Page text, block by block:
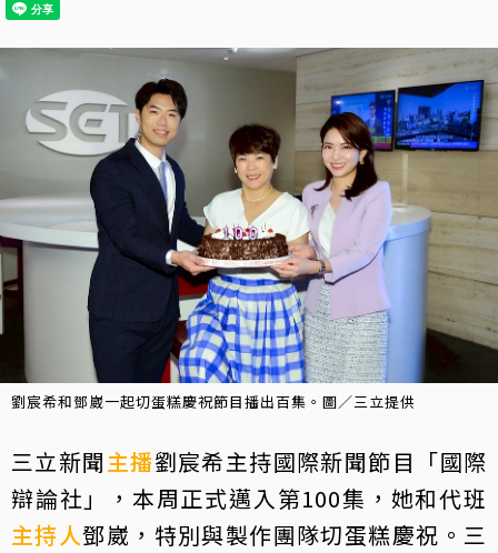
劉宸希和鄧崴一起切蛋糕慶祝節目播出百集。圖／三立提供
三立新聞主播劉宸希主持國際新聞節目「國際
辯論社」，本周正式邁入第100集，她和代班
主持人鄧崴，特別與製作團隊切蛋糕慶祝。三